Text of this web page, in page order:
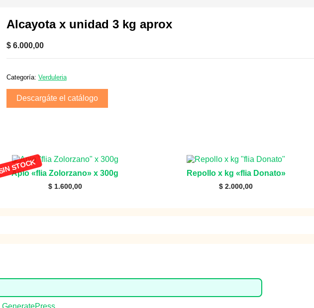
Alcayota x unidad 3 kg aprox
$6.000,00
Categoría: Verduleria
Descargáte el catálogo
Apio «flia Zolorzano» x 300g
$1.600,00
Repollo x kg «flia Donato»
$ 2.000,00